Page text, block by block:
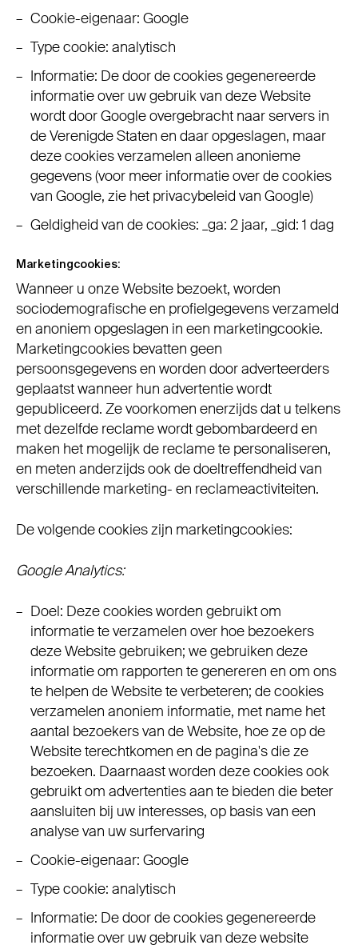
Cookie-eigenaar: Google
Type cookie: analytisch
Informatie: De door de cookies gegenereerde
informatie over uw gebruik van deze Website
wordt door Google overgebracht naar servers in
de Verenigde Staten en daar opgeslagen, maar
deze cookies verzamelen alleen anonieme
gegevens (voor meer informatie over de cookies
van Google, zie het privacybeleid van Google)
Geldigheid van de cookies: _ga: 2 jaar, _gid: 1 dag
Marketingcookies:
Wanneer u onze Website bezoekt, worden
sociodemografische en profielgegevens verzameld
en anoniem opgeslagen in een marketingcookie.
Marketingcookies bevatten geen
persoonsgegevens en worden door adverteerders
geplaatst wanneer hun advertentie wordt
gepubliceerd. Ze voorkomen enerzijds dat u telkens
met dezelfde reclame wordt gebombardeerd en
maken het mogelijk de reclame te personaliseren,
en meten anderzijds ook de doeltreffendheid van
verschillende marketing- en reclameactiviteiten.
De volgende cookies zijn marketingcookies:
Google Analytics:
Doel: Deze cookies worden gebruikt om
informatie te verzamelen over hoe bezoekers
deze Website gebruiken; we gebruiken deze
informatie om rapporten te genereren en om ons
te helpen de Website te verbeteren; de cookies
verzamelen anoniem informatie, met name het
aantal bezoekers van de Website, hoe ze op de
Website terechtkomen en de pagina's die ze
bezoeken. Daarnaast worden deze cookies ook
gebruikt om advertenties aan te bieden die beter
aansluiten bij uw interesses, op basis van een
analyse van uw surfervaring
Cookie-eigenaar: Google
Type cookie: analytisch
Informatie: De door de cookies gegenereerde
informatie over uw gebruik van deze website